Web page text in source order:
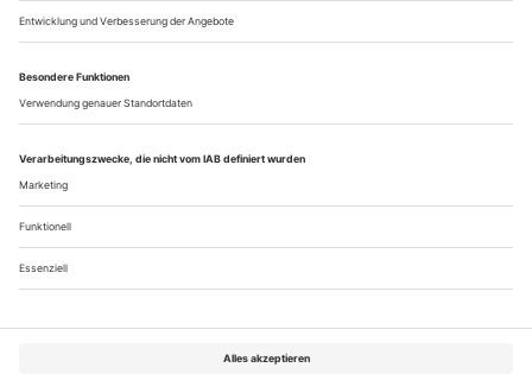
Lianen klettern an der Wand entlang, führen das Publikum in
den Bühnenraum des Théâtre National Wallonie-Bruxelles.
Zwischen Holzspänen, Baumstümpfen, den Spuren von
gerodeten Wäldern, entfaltet der kamerunische Choreograf
Zora Snake seine neue Arbeit «Combat des Lianes». Man
erkundet die Bühne: die massiven Holzstümpfe verbreiten
einen süßlichen Duft. Es erklingen...
Über uns Kontakt Kritikerumfrage Newsletter